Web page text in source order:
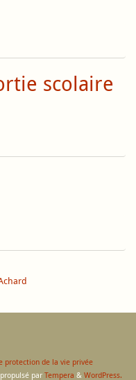
scolaire
protection de la vie privée
par Tempera & WordPress.